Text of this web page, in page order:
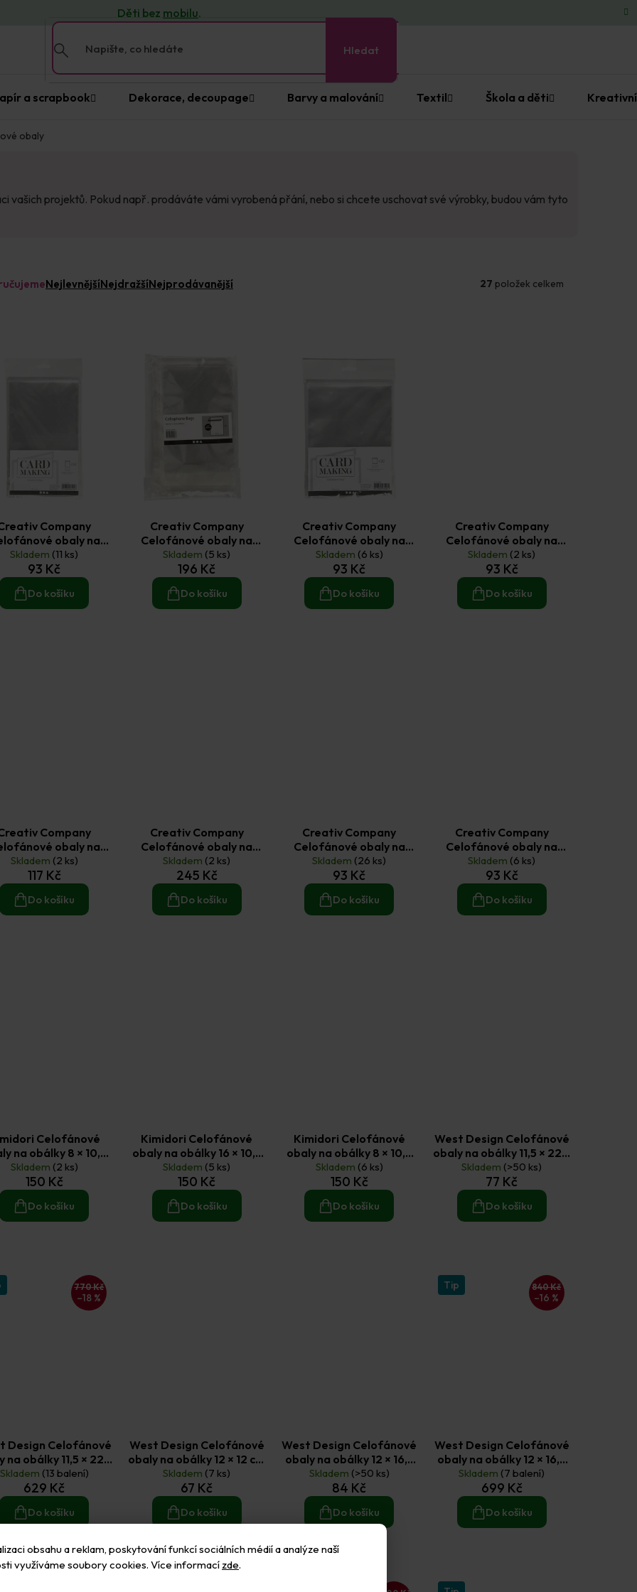
obsahu a reklam, poskytování funkcí sociálních médií a analýze naší
využíváme soubory cookies. Více informací zde.
Děti bez mobilu.
Hledat
a scrapbook Dekorace, decoupage Barvy a malování Textil Škola a děti
obaly
vašich projektů. Pokud např. prodáváte vámi vyrobená přání, nebo si chcete uschovat své výrobky, budou vám tyto
NejlevnějšíNejdražšíNejprodávanější 27 položek celkem
Company
obaly na
12,5 × 16 cm (50 ks)
Skladem (11 ks)
93 Kč
Do košíku
Creativ Company
Celofánové obaly na
obálky 13 × 9,5 cm (200
ks)
Skladem (5 ks)
196 Kč
Do košíku
Creativ Company
Celofánové obaly na
obálky 14 × 14 cm (50 ks)
Skladem (6 ks)
93 Kč
Do košíku
Creativ Company
Celofánové obaly na
obálky 14,5 × 19 cm (50 ks)
Skladem (2 ks)
93 Kč
Do košíku
Company
obaly na
16 × 16 cm (20 ks)
Skladem (2 ks)
117 Kč
Do košíku
Creativ Company
Celofánové obaly na
obálky 16 × 16 cm (200 ks)
Skladem (2 ks)
245 Kč
Do košíku
Creativ Company
Celofánové obaly na
obálky 16 × 16 cm (50 ks)
Skladem (26 ks)
93 Kč
Do košíku
Creativ Company
Celofánové obaly na
obálky 16,8 × 23 cm (50
ks)
Skladem (6 ks)
93 Kč
Do košíku
Celofánové
na obálky 8 × 10,5
cm (10 ks)
Skladem (2 ks)
150 Kč
Do košíku
Kimidori Celofánové
obaly na obálky 16 × 10,5
cm (10 ks)
Skladem (5 ks)
150 Kč
Do košíku
Kimidori Celofánové
obaly na obálky 8 × 10,5
cm (5 ks) a 16 × 10,5 cm (5
ks)
Skladem (6 ks)
150 Kč
Do košíku
West Design Celofánové
obaly na obálky 11,5 × 22,5
cm (50 ks)
Skladem (>50 ks)
77 Kč
Do košíku
770 Kč
–18 %
Design Celofánové
na obálky 11,5 × 22,5
cm (500 ks)
Skladem (13 balení)
629 Kč
Do košíku
West Design Celofánové
obaly na obálky 12 × 12 cm
(50 ks)
Skladem (7 ks)
67 Kč
Do košíku
West Design Celofánové
obaly na obálky 12 × 16,7
cm (50 ks)
Skladem (>50 ks)
84 Kč
Do košíku
Tip 840 Kč
–16 %
West Design Celofánové
obaly na obálky 12 × 16,7
cm (500 ks)
Skladem (7 balení)
699 Kč
Do košíku